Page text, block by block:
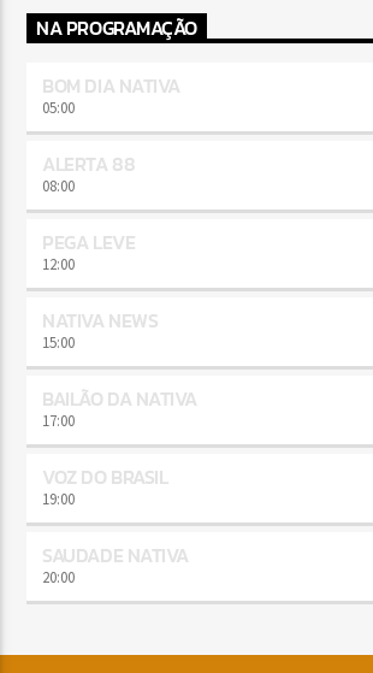
NA PROGRAMAÇÃO
BOM DIA NATIVA
05:00
ALERTA 88
08:00
PEGA LEVE
12:00
NATIVA NEWS
15:00
BAILÃO DA NATIVA
17:00
VOZ DO BRASIL
19:00
SAUDADE NATIVA
20:00